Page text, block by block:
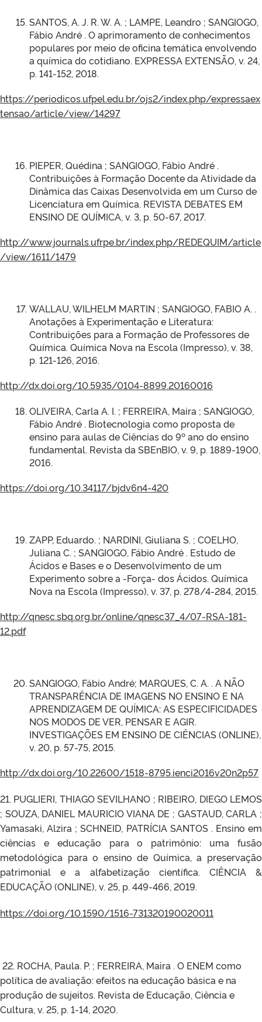
SANTOS, A. J. R. W. A. ; LAMPE, Leandro ; SANGIOGO,
Fábio André . O aprimoramento de conhecimentos
populares por meio de oficina temática envolvendo
a química do cotidiano. EXPRESSA EXTENSÃO, v. 24,
p. 141-152, 2018.
https://periodicos.ufpel.edu.br/ojs2/index.php/expressaex
tensao/article/view/14297
PIEPER, Quédina ; SANGIOGO, Fábio André .
Contribuições à Formação Docente da Atividade da
Dinâmica das Caixas Desenvolvida em um Curso de
Licenciatura em Química. REVISTA DEBATES EM
ENSINO DE QUÍMICA, v. 3, p. 50-67, 2017.
http://www.journals.ufrpe.br/index.php/REDEQUIM/article
/view/1611/1479
WALLAU, WILHELM MARTIN ; SANGIOGO, FABIO A. .
Anotações à Experimentação e Literatura:
Contribuições para a Formação de Professores de
Química. Química Nova na Escola (Impresso), v. 38,
p. 121-126, 2016.
http://dx.doi.org/10.5935/0104-8899.20160016
OLIVEIRA, Carla A. I. ; FERREIRA, Maira ; SANGIOGO,
Fábio André . Biotecnologia como proposta de
ensino para aulas de Ciências do 9º ano do ensino
fundamental. Revista da SBEnBIO, v. 9, p. 1889-1900,
2016.
https://doi.org/10.34117/bjdv6n4-420
ZAPP, Eduardo. ; NARDINI, Giuliana S. ; COELHO,
Juliana C. ; SANGIOGO, Fábio André . Estudo de
Ácidos e Bases e o Desenvolvimento de um
Experimento sobre a -Força- dos Ácidos. Química
Nova na Escola (Impresso), v. 37, p. 278/4-284, 2015.
http://qnesc.sbq.org.br/online/qnesc37_4/07-RSA-181-
12.pdf
SANGIOGO, Fábio André; MARQUES, C. A. . A NÃO
TRANSPARÊNCIA DE IMAGENS NO ENSINO E NA
APRENDIZAGEM DE QUÍMICA: AS ESPECIFICIDADES
NOS MODOS DE VER, PENSAR E AGIR.
INVESTIGAÇÕES EM ENSINO DE CIÊNCIAS (ONLINE),
v. 20, p. 57-75, 2015.
http://dx.doi.org/10.22600/1518-8795.ienci2016v20n2p57
21. PUGLIERI, THIAGO SEVILHANO ; RIBEIRO, DIEGO LEMOS
; SOUZA, DANIEL MAURICIO VIANA DE ; GASTAUD, CARLA ;
Yamasaki, Alzira ; SCHNEID, PATRÍCIA SANTOS . Ensino em
ciências e educação para o patrimônio: uma fusão
metodológica para o ensino de Química, a preservação
patrimonial e a alfabetização científica. CIÊNCIA &
EDUCAÇÃO (ONLINE), v. 25, p. 449-466, 2019.
https://doi.org/10.1590/1516-731320190020011
22. ROCHA, Paula. P. ; FERREIRA, Maira . O ENEM como
política de avaliação: efeitos na educação básica e na
produção de sujeitos. Revista de Educação, Ciência e
Cultura, v. 25, p. 1-14, 2020.